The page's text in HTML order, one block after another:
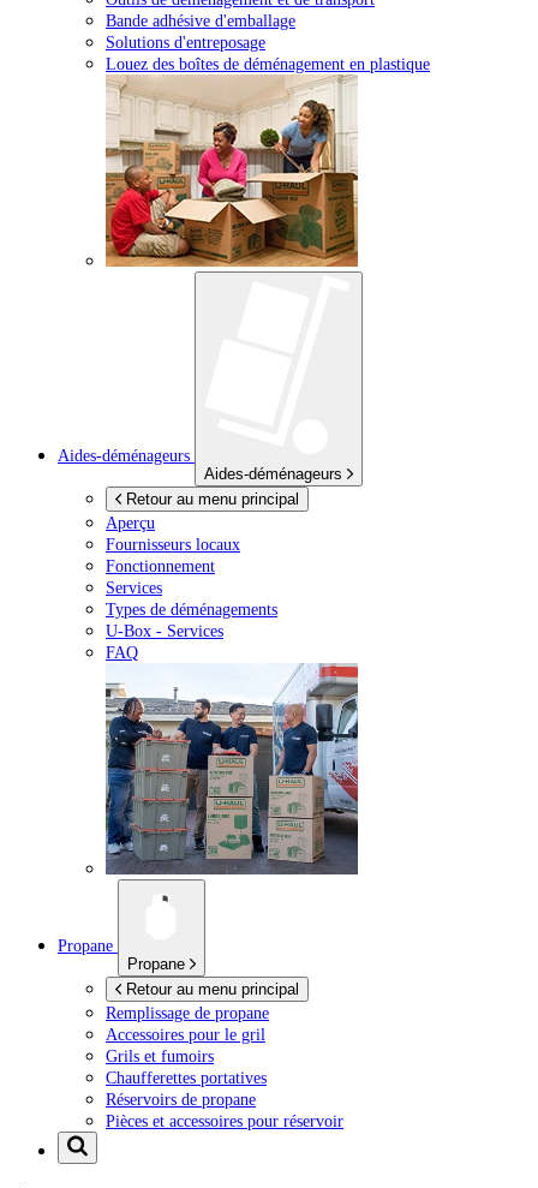
Bande adhésive d'emballage
Solutions d'entreposage
Louez des boîtes de déménagement en plastique
Aides-déménageurs
Aides-déménageurs
Retour au menu principal
Aperçu
Fournisseurs locaux
Fonctionnement
Services
Types de déménagements
U-Box - Services
FAQ
Propane
Propane
Retour au menu principal
Remplissage de propane
Accessoires pour le gril
Grils et fumoirs
Chaufferettes portatives
Réservoirs de propane
Pièces et accessoires pour réservoir